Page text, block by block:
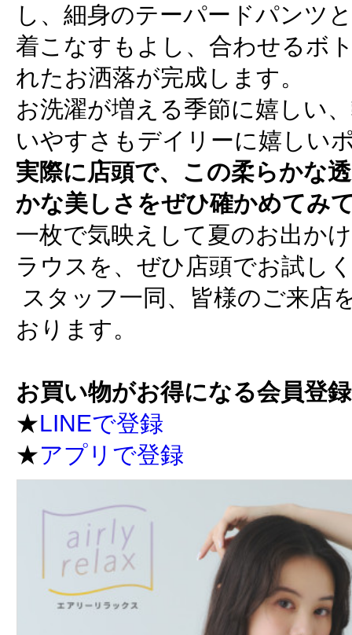
し、細身のテーパードパンツ
着こなすもよし、合わせるボ
れたお洒落が完成します。
お洗濯が増える季節に嬉しい
いやすさもデイリーに嬉しい
実際に店頭で、この柔らかな
かな美しさをぜひ確かめてみ
一枚で気映えして夏のお出か
ラウスを、ぜひ店頭でお試し
スタッフ一同、皆様のご来店
おります。
お買い物がお得になる会員登
★LINEで登録
★アプリで登録